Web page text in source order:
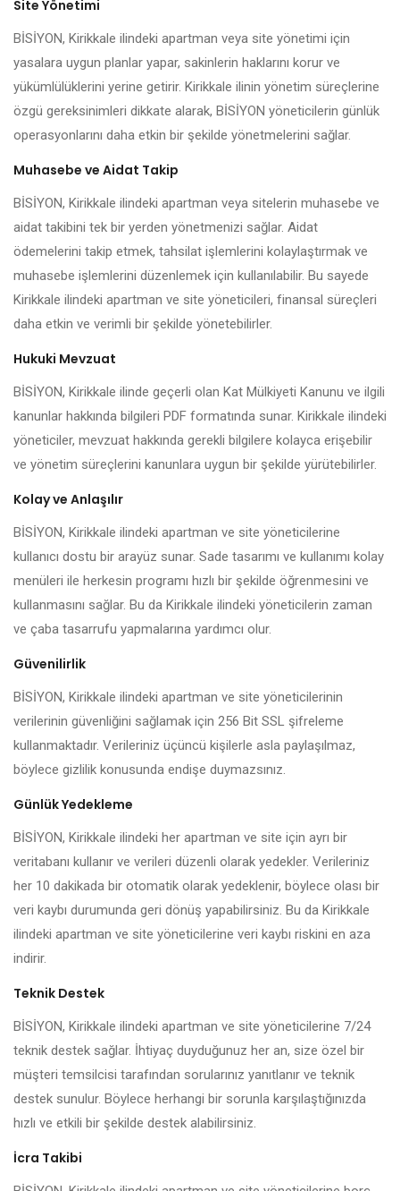
Site Yönetimi
BİSİYON, Kirikkale ilindeki apartman veya site yönetimi için
yasalara uygun planlar yapar, sakinlerin haklarını korur ve
yükümlülüklerini yerine getirir. Kirikkale ilinin yönetim süreçlerine
özgü gereksinimleri dikkate alarak, BİSİYON yöneticilerin günlük
operasyonlarını daha etkin bir şekilde yönetmelerini sağlar.
Muhasebe ve Aidat Takip
BİSİYON, Kirikkale ilindeki apartman veya sitelerin muhasebe ve
aidat takibini tek bir yerden yönetmenizi sağlar. Aidat
ödemelerini takip etmek, tahsilat işlemlerini kolaylaştırmak ve
muhasebe işlemlerini düzenlemek için kullanılabilir. Bu sayede
Kirikkale ilindeki apartman ve site yöneticileri, finansal süreçleri
daha etkin ve verimli bir şekilde yönetebilirler.
Hukuki Mevzuat
BİSİYON, Kirikkale ilinde geçerli olan Kat Mülkiyeti Kanunu ve ilgili
kanunlar hakkında bilgileri PDF formatında sunar. Kirikkale ilindeki
yöneticiler, mevzuat hakkında gerekli bilgilere kolayca erişebilir
ve yönetim süreçlerini kanunlara uygun bir şekilde yürütebilirler.
Kolay ve Anlaşılır
BİSİYON, Kirikkale ilindeki apartman ve site yöneticilerine
kullanıcı dostu bir arayüz sunar. Sade tasarımı ve kullanımı kolay
menüleri ile herkesin programı hızlı bir şekilde öğrenmesini ve
kullanmasını sağlar. Bu da Kirikkale ilindeki yöneticilerin zaman
ve çaba tasarrufu yapmalarına yardımcı olur.
Güvenilirlik
BİSİYON, Kirikkale ilindeki apartman ve site yöneticilerinin
verilerinin güvenliğini sağlamak için 256 Bit SSL şifreleme
kullanmaktadır. Verileriniz üçüncü kişilerle asla paylaşılmaz,
böylece gizlilik konusunda endişe duymazsınız.
Günlük Yedekleme
BİSİYON, Kirikkale ilindeki her apartman ve site için ayrı bir
veritabanı kullanır ve verileri düzenli olarak yedekler. Verileriniz
her 10 dakikada bir otomatik olarak yedeklenir, böylece olası bir
veri kaybı durumunda geri dönüş yapabilirsiniz. Bu da Kirikkale
ilindeki apartman ve site yöneticilerine veri kaybı riskini en aza
indirir.
Teknik Destek
BİSİYON, Kirikkale ilindeki apartman ve site yöneticilerine 7/24
teknik destek sağlar. İhtiyaç duyduğunuz her an, size özel bir
müşteri temsilcisi tarafından sorularınız yanıtlanır ve teknik
destek sunulur. Böylece herhangi bir sorunla karşılaştığınızda
hızlı ve etkili bir şekilde destek alabilirsiniz.
İcra Takibi